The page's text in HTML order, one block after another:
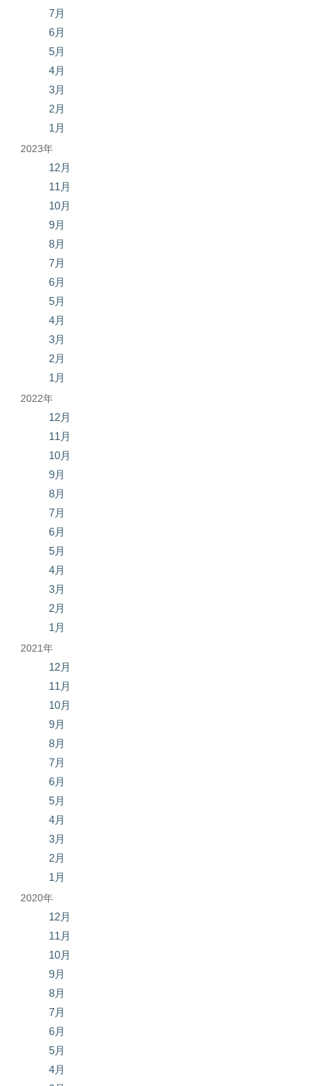
7月
6月
5月
4月
3月
2月
1月
2023年
12月
11月
10月
9月
8月
7月
6月
5月
4月
3月
2月
1月
2022年
12月
11月
10月
9月
8月
7月
6月
5月
4月
3月
2月
1月
2021年
12月
11月
10月
9月
8月
7月
6月
5月
4月
3月
2月
1月
2020年
12月
11月
10月
9月
8月
7月
6月
5月
4月